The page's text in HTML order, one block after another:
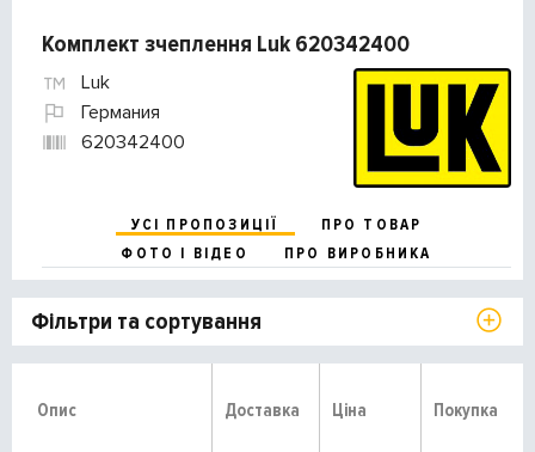
Комплект зчеплення Luk 620342400
Luk
Германия
620342400
УСІ ПРОПОЗИЦІЇ
ПРО ТОВАР
ФОТО І ВІДЕО
ПРО ВИРОБНИКА
Фільтри та сортування
Опис Доставка Ціна Покупка